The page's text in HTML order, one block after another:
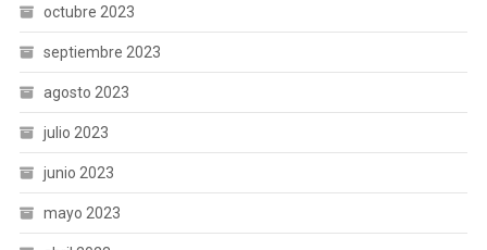
octubre 2023
septiembre 2023
agosto 2023
julio 2023
junio 2023
mayo 2023